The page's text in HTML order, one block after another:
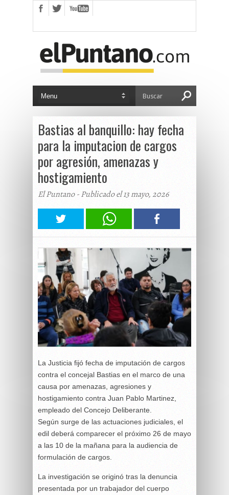
Bastias al banquillo: hay fecha
para la imputacion de cargos
por agresión, amenazas y
hostigamiento
El Puntano - Publicado el 13 mayo, 2026
La Justicia fijó fecha de imputación de cargos
contra el concejal Bastias en el marco de una
causa por amenazas, agresiones y
hostigamiento contra Juan Pablo Martinez,
empleado del Concejo Deliberante.
Según surge de las actuaciones judiciales, el
edil deberá comparecer el próximo 26 de mayo
a las 10 de la mañana para la audiencia de
formulación de cargos.
La investigación se originó tras la denuncia
presentada por un trabajador del cuerpo